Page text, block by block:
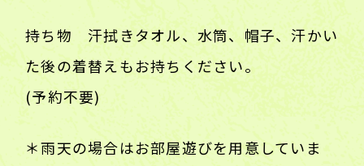
持ち物 汗拭きタオル、水筒、帽子、汗かい
た後の着替えもお持ちください。
(予約不要)
＊雨天の場合はお部屋遊びを用意していま